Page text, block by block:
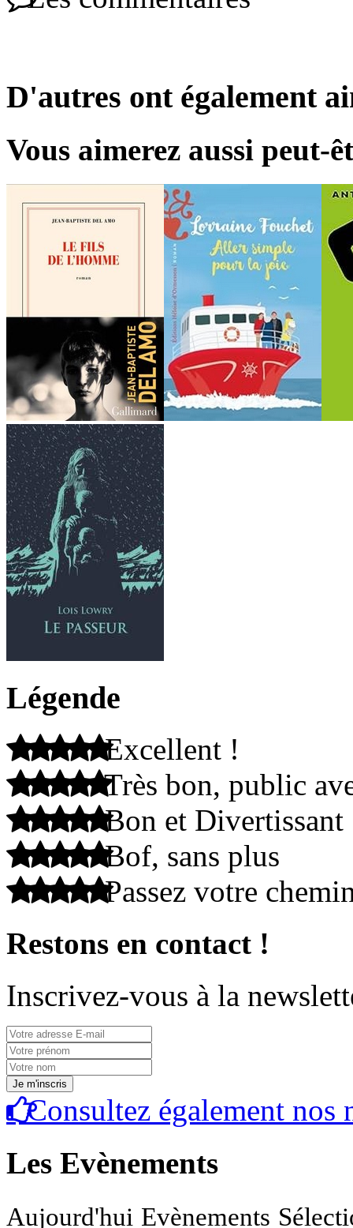
D'autres ont également
Vous aimerez aussi peut-
Légende
Excellent !
Très bon, public
Bon et Divertissant
Bof, sans plus
Passez votre
Restons en contact !
Inscrivez-vous à la
Consultez également nos
Les Evènements
Aujourd'hui Evènements